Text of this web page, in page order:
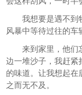
我想要是遇不到
风暴中等待过往的车
来到家里，他们
边一堆沙子，我赶紧
的味道。让我想起在
之而无不及。